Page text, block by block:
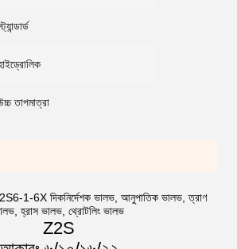
তাপমাত্রা
1-6X দিকনির্দেশক ভালভ, আনুপাতিক ভালভ, ত্রাণ
হ্রাস ভালভ, থ্রোটলিং ভালভ
Z2S